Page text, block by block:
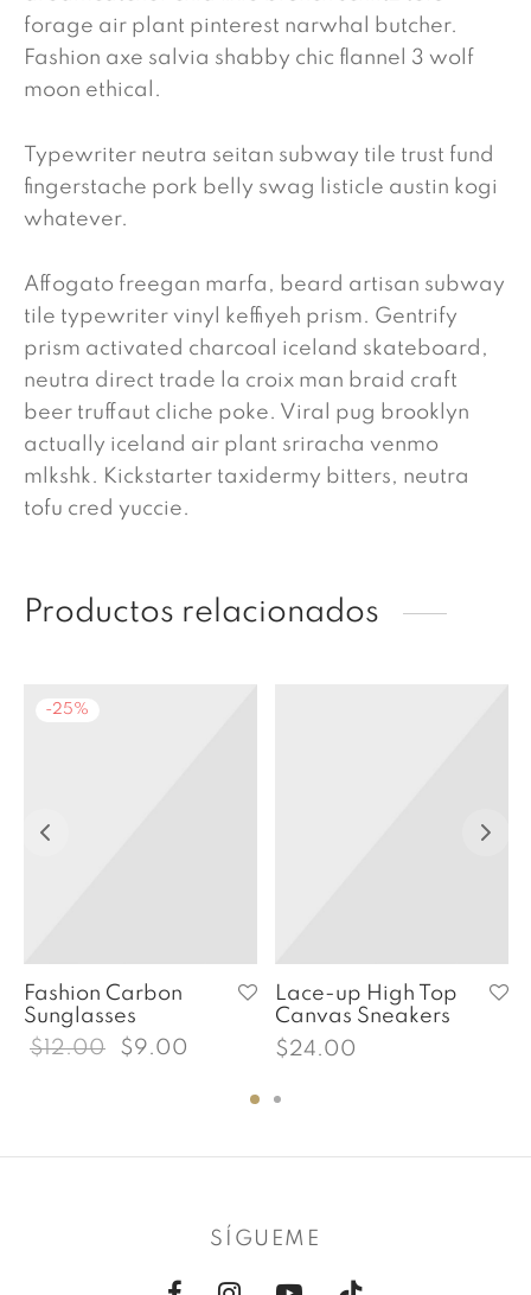
forage air plant pinterest narwhal butcher.
Fashion axe salvia shabby chic flannel 3 wolf
moon ethical.
Typewriter neutra seitan subway tile trust fund
fingerstache pork belly swag listicle austin kogi
whatever.
Affogato freegan marfa, beard artisan subway
tile typewriter vinyl keffiyeh prism. Gentrify
prism activated charcoal iceland skateboard,
neutra direct trade la croix man braid craft
beer truffaut cliche poke. Viral pug brooklyn
actually iceland air plant sriracha venmo
mlkshk. Kickstarter taxidermy bitters, neutra
tofu cred yuccie.
Productos relacionados
-25%
Fashion Carbon
Sunglasses
$12.00
El
$9.00
actual
Lace-up High Top
Canvas Sneakers
$24.00
SÍGUEME